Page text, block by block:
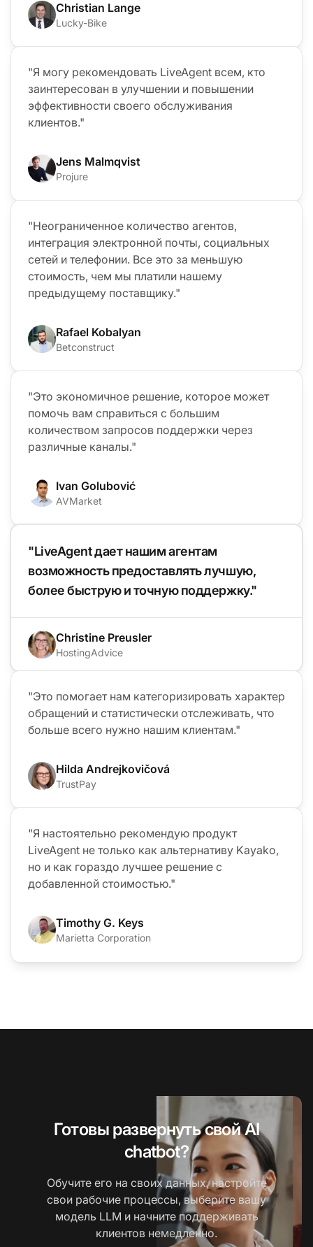
Christian Lange
Lucky-Bike
"Я могу рекомендовать LiveAgent всем, кто
заинтересован в улучшении и повышении
эффективности своего обслуживания
клиентов."
Jens Malmqvist
Projure
"Неограниченное количество агентов,
интеграция электронной почты, социальных
сетей и телефонии. Все это за меньшую
стоимость, чем мы платили нашему
предыдущему поставщику."
Rafael Kobalyan
Betconstruct
"Это экономичное решение, которое может
помочь вам справиться с большим
количеством запросов поддержки через
различные каналы."
Ivan Golubović
AVMarket
"LiveAgent дает нашим агентам
возможность предоставлять лучшую,
более быструю и точную поддержку."
Christine Preusler
HostingAdvice
"Это помогает нам категоризировать характер
обращений и статистически отслеживать, что
больше всего нужно нашим клиентам."
Hilda Andrejkovičová
TrustPay
"Я настоятельно рекомендую продукт
LiveAgent не только как альтернативу Kayako,
но и как гораздо лучшее решение с
добавленной стоимостью."
Timothy G. Keys
Marietta Corporation
Готовы развернуть свой AI
chatbot?
Обучите его на своих данных, настройте
свои рабочие процессы, выберите вашу
модель LLM и начните поддерживать
клиентов немедленно.